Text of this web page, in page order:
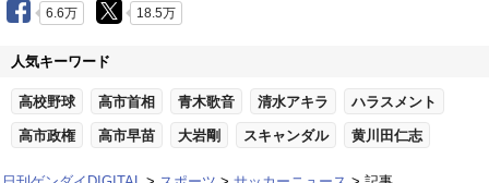
6.6万 18.5万
人気キーワード
高校野球 高市首相 青木歌音 清水アキラ ハラスメント
高市政権 高市早苗 大岩剛 スキャンダル 黄川田仁志